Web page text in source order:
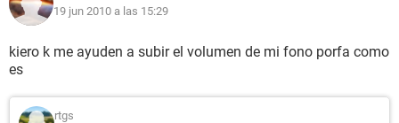
19 jun 2010 a las 15:29
kiero k me ayuden a subir el volumen de mi fono porfa como
es
rtgs